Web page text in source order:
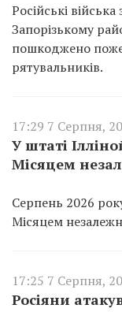
Російські
Запорізькому
пошкоджено
рятувальників.
17:29 7 Серпня,
У штаті
Місяцем
Серпень 2026
Місяцем
17:25 7 Серпня,
Росіяни